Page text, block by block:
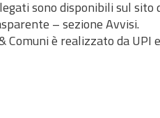
sono disponibili sul sito
– sezione Avvisi.
Comuni è realizzato da UPI